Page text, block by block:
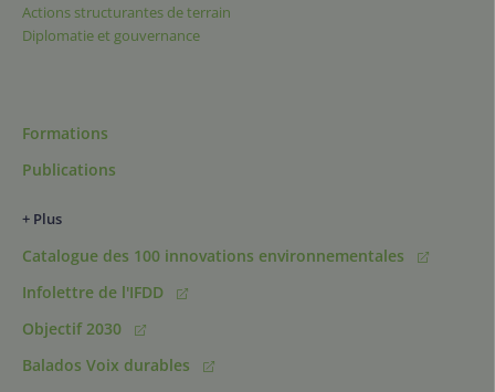
Actions structurantes de terrain
Diplomatie et gouvernance
Formations
Publications
+ Plus
Catalogue des 100 innovations environnementales
Infolettre de l'IFDD
Objectif 2030
Balados Voix durables